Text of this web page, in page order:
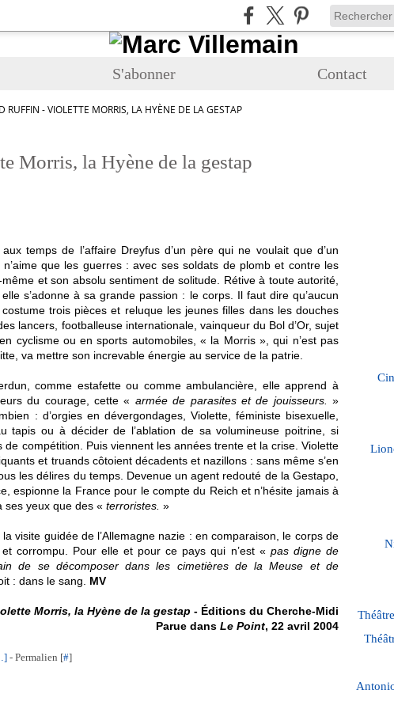
S'abonner Contact
RUFFIN - VIOLETTE MORRIS, LA HYÈNE DE LA GESTAP
Morris, la Hyène de la gestap
temps de l’affaire Dreyfus d’un père qui ne voulait que d’un
que les guerres : avec ses soldats de plomb et contre les
et son absolu sentiment de solitude. Rétive à toute autorité,
s’adonne à sa grande passion : le corps. Il faut dire qu’aucun
trois pièces et reluque les jeunes filles dans les douches
lancers, footballeuse internationale, vainqueur du Bol d’Or, sujet
cyclisme ou en sports automobiles, « la Morris », qui n’est pas
va mettre son increvable énergie au service de la patrie.
comme estafette ou comme ambulancière, elle apprend à
du courage, cette « armée de parasites et de jouisseurs.
»
: d’orgies en dévergondages, Violette, féministe bisexuelle,
tapis ou à décider de l’ablation de sa volumineuse poitrine, si
compétition. Puis viennent les années trente et la crise. Violette
et truands côtoient décadents et nazillons : sans même s’en
les délires du temps. Devenue un agent redouté de la Gestapo,
espionne la France pour le compte du Reich et n’hésite jamais à
ses yeux que des « terroristes. »
visite guidée de l’Allemagne nazie : en comparaison, le corps de
corrompu. Pour elle et pour ce pays qui n’est « pas digne de
de se décomposer dans les cimetières de la Meuse et de
: dans le sang. MV
Morris, la Hyène de la gestap - Éditions du Cherche-Midi
Parue dans Le Point, 22 avril 2004
] - Permalien [#]